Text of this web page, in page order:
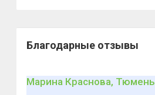
Благодарные отзывы
Марина Краснова, Тюмень